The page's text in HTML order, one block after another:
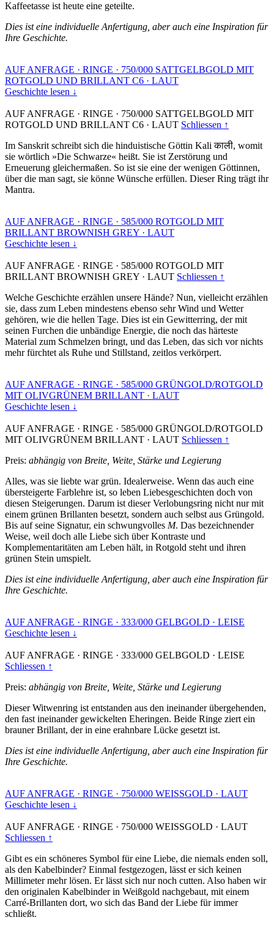
Kaffeetasse ist heute eine geteilte.
Dies ist eine individuelle Anfertigung, aber auch eine Inspiration für
Ihre Geschichte.
AUF ANFRAGE · RINGE · 750/000 SATTGELBGOLD MIT
ROTGOLD UND BRILLANT C6 · LAUT
Geschichte lesen ↓
AUF ANFRAGE · RINGE · 750/000 SATTGELBGOLD MIT
ROTGOLD UND BRILLANT C6 · LAUT Schliessen ↑
Im Sanskrit schreibt sich die hinduistische Göttin Kali काली, womit
sie wörtlich »Die Schwarze« heißt. Sie ist Zerstörung und
Erneuerung gleichermaßen. So ist sie eine der wenigen Göttinnen,
über die man sagt, sie könne Wünsche erfüllen. Dieser Ring trägt ihr
Mantra.
AUF ANFRAGE · RINGE · 585/000 ROTGOLD MIT
BRILLANT BROWNISH GREY · LAUT
Geschichte lesen ↓
AUF ANFRAGE · RINGE · 585/000 ROTGOLD MIT
BRILLANT BROWNISH GREY · LAUT Schliessen ↑
Welche Geschichte erzählen unsere Hände? Nun, vielleicht erzählen
sie, dass zum Leben mindestens ebenso sehr Wind und Wetter
gehören, wie die hellen Tage. Dies ist ein Gewitterring, der mit
seinen Furchen die unbändige Energie, die noch das härteste
Material zum Schmelzen bringt, und das Leben, das sich vor nichts
mehr fürchtet als Ruhe und Stillstand, zeitlos verkörpert.
AUF ANFRAGE · RINGE · 585/000 GRÜNGOLD/ROTGOLD
MIT OLIVGRÜNEM BRILLANT · LAUT
Geschichte lesen ↓
AUF ANFRAGE · RINGE · 585/000 GRÜNGOLD/ROTGOLD
MIT OLIVGRÜNEM BRILLANT · LAUT Schliessen ↑
Preis: abhängig von Breite, Weite, Stärke und Legierung
Alles, was sie liebte war grün. Idealerweise. Wenn das auch eine
übersteigerte Farblehre ist, so leben Liebesgeschichten doch von
diesen Steigerungen. Darum ist dieser Verlobungsring nicht nur mit
einem grünen Brillanten besetzt, sondern auch selbst aus Grüngold.
Bis auf seine Signatur, ein schwungvolles M. Das bezeichnender
Weise, weil doch alle Liebe sich über Kontraste und
Komplementaritäten am Leben hält, in Rotgold steht und ihren
grünen Stein umspielt.
Dies ist eine individuelle Anfertigung, aber auch eine Inspiration für
Ihre Geschichte.
AUF ANFRAGE · RINGE · 333/000 GELBGOLD · LEISE
Geschichte lesen ↓
AUF ANFRAGE · RINGE · 333/000 GELBGOLD · LEISE
Schliessen ↑
Preis: abhängig von Breite, Weite, Stärke und Legierung
Dieser Witwenring ist entstanden aus den ineinander übergehenden,
den fast ineinander gewickelten Eheringen. Beide Ringe ziert ein
brauner Brillant, der in eine erahnbare Lücke gesetzt ist.
Dies ist eine individuelle Anfertigung, aber auch eine Inspiration für
Ihre Geschichte.
AUF ANFRAGE · RINGE · 750/000 WEISSGOLD · LAUT
Geschichte lesen ↓
AUF ANFRAGE · RINGE · 750/000 WEISSGOLD · LAUT
Schliessen ↑
Gibt es ein schöneres Symbol für eine Liebe, die niemals enden soll,
als den Kabelbinder? Einmal festgezogen, lässt er sich keinen
Millimeter mehr lösen. Er lässt sich nur noch cutten. Also haben wir
den originalen Kabelbinder in Weißgold nachgebaut, mit einem
Carré-Brillanten dort, wo sich das Band der Liebe für immer
schließt.